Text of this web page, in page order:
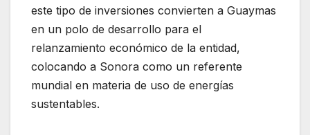
este tipo de inversiones convierten a Guaymas
en un polo de desarrollo para el
relanzamiento económico de la entidad,
colocando a Sonora como un referente
mundial en materia de uso de energías
sustentables.